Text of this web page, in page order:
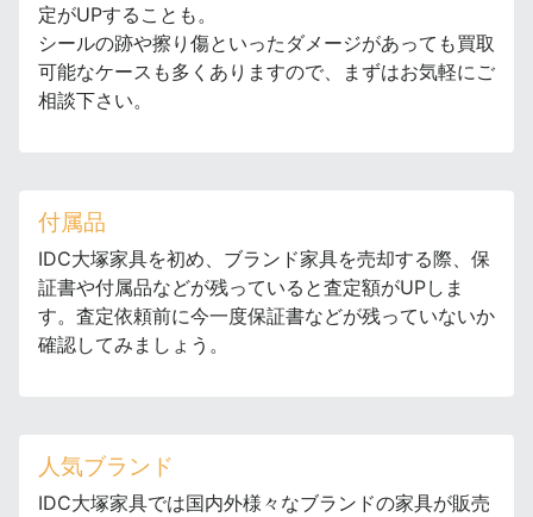
定がUPすることも。
シールの跡や擦り傷といったダメージがあっても買取
可能なケースも多くありますので、まずはお気軽にご
相談下さい。
付属品
IDC大塚家具を初め、ブランド家具を売却する際、保
証書や付属品などが残っていると査定額がUPしま
す。査定依頼前に今一度保証書などが残っていないか
確認してみましょう。
人気ブランド
IDC大塚家具では国内外様々なブランドの家具が販売